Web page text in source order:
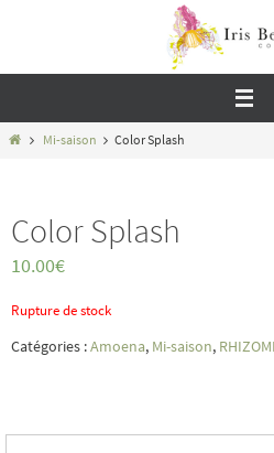
contenu
HomeMi-saison Color Splash
Color Splash
10.00€
Rupture de stock
Catégories :Amoena, Mi-saison,